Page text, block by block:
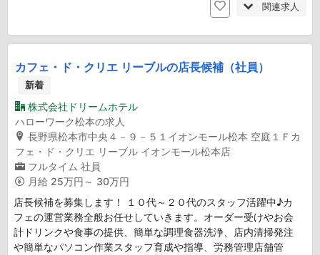
関連求人
カフェ・ド・クリエ リーブルの店長候補（社員）
新着
株式会社ドリームホテル
ハローワーク松本の求人
長野県松本市中央４－９－５１イオンモール松本 空庭１Ｆカ
フェ・ド・クリエ リーブル イオンモール松本店
フルタイム 社員
月給 25万円～ 30万円
店長候補を募集します！ １０代～２０代のスタッフ活躍中♪カ
フェの運営業務全般お任せしていきます。オーダー受けやお会
計ドリンクや食事の提供、簡単な調理食器洗浄、店内清掃発注
や簡単なパソコン作業スタッフ育成や指導、労務管理店舗管